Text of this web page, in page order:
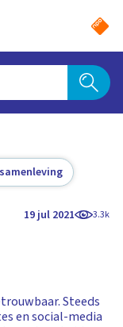
19 jul 2021 3.3k
Steeds
en social-media